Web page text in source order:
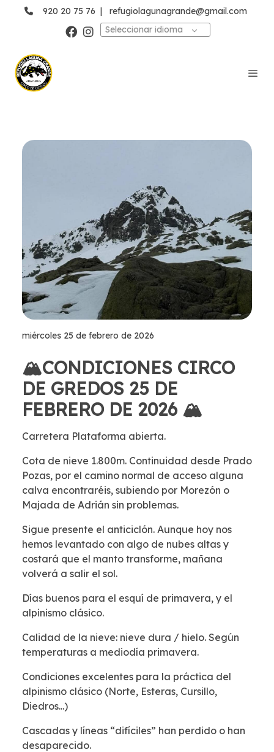
920 20 75 76 |
refugiolagunagrande@gmail.com
Seleccionar idioma
miércoles 25 de febrero de 2026
🏔️CONDICIONES CIRCO
DE GREDOS 25 DE
FEBRERO DE 2026 🏔️
Carretera Plataforma abierta.
Cota de nieve 1.800m. Continuidad desde Prado
Pozas, por el camino normal de acceso alguna
calva encontraréis, subiendo por Morezón o
Majada de Adrián sin problemas.
Sigue presente el anticiclón. Aunque hoy nos
hemos levantado con algo de nubes altas y
costará que el manto transforme, mañana
volverá a salir el sol.
Días buenos para el esquí de primavera, y el
alpinismo clásico.
Calidad de la nieve: nieve dura / hielo. Según
temperaturas a mediodía primavera.
Condiciones excelentes para la práctica del
alpinismo clásico (Norte, Esteras, Cursillo,
Diedros...)
Cascadas y líneas “difíciles” han perdido o han
desaparecido.